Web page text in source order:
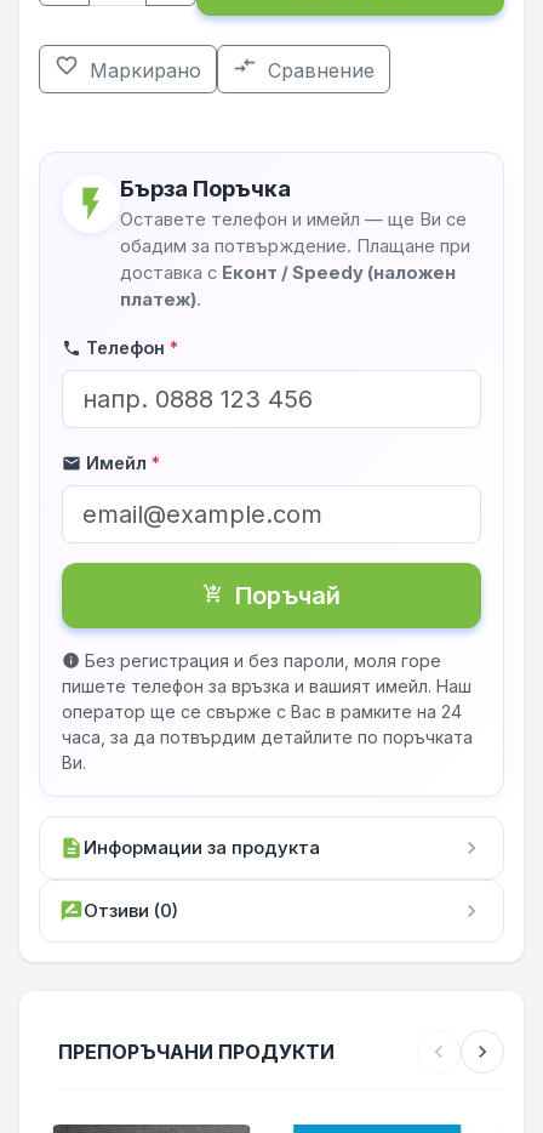
favorite_border Маркирано compare_arrows Сравнение
flash_on Бърза Поръчка
Оставете телефон и имейл — ще Ви се
обадим за потвърждение. Плащане при
доставка с Еконт / Speedy (наложен
платеж).
phone Телефон *
mail Имейл *
shopping_cart_checkout Поръчай
info Без регистрация и без пароли, моля горе
пишете телефон за връзка и вашият имейл. Наш
оператор ще се свърже с Вас в рамките на 24
часа, за да потвърдим детайлите по поръчката
Ви.
description Информации за продукта chevron_right
rate_reviewОтзиви (0) chevron_right
ПРЕПОРЪЧАНИ ПРОДУКТИ chevron_left chevron_right